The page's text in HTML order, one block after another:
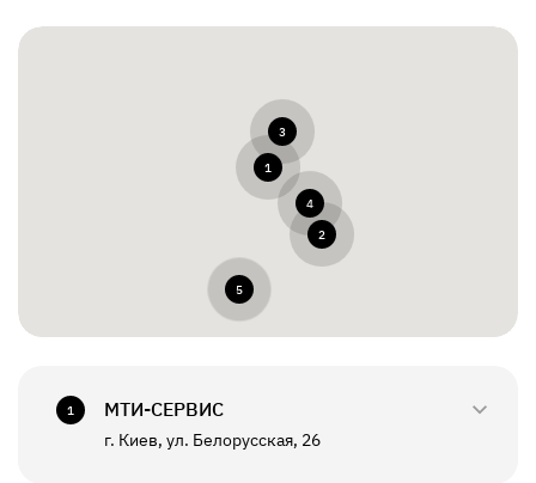
1
2
3
4
5
1 МТИ-СЕРВИС
г. Киев, ул. Белорусская, 26